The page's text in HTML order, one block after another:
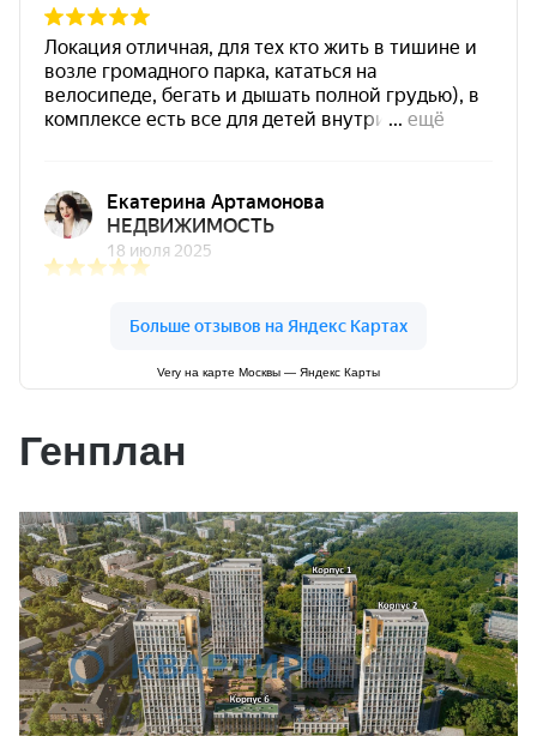
Very на карте Москвы — Яндекс Карты
Генплан